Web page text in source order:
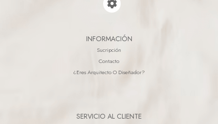
INFORMACIÓN
Sucripción
Contacto
¿eres Arquitecto O Diseñador?
SERVICIO AL CLIENTE